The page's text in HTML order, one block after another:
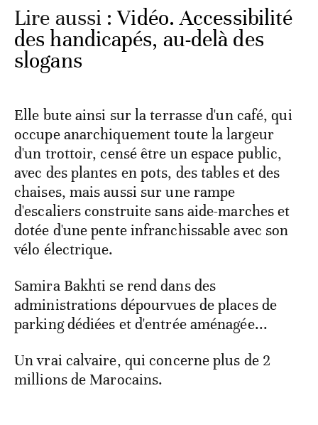
Lire aussi :Vidéo. Accessibilité
des handicapés, au-delà des
slogans
Elle bute ainsi sur la terrasse d'un café, qui
occupe anarchiquement toute la largeur
d'un trottoir, censé être un espace public,
avec des plantes en pots, des tables et des
chaises, mais aussi sur une rampe
d'escaliers construite sans aide-marches et
dotée d'une pente infranchissable avec son
vélo électrique.
Samira Bakhti se rend dans des
administrations dépourvues de places de
parking dédiées et d'entrée aménagée...
Un vrai calvaire, qui concerne plus de 2
millions de Marocains.